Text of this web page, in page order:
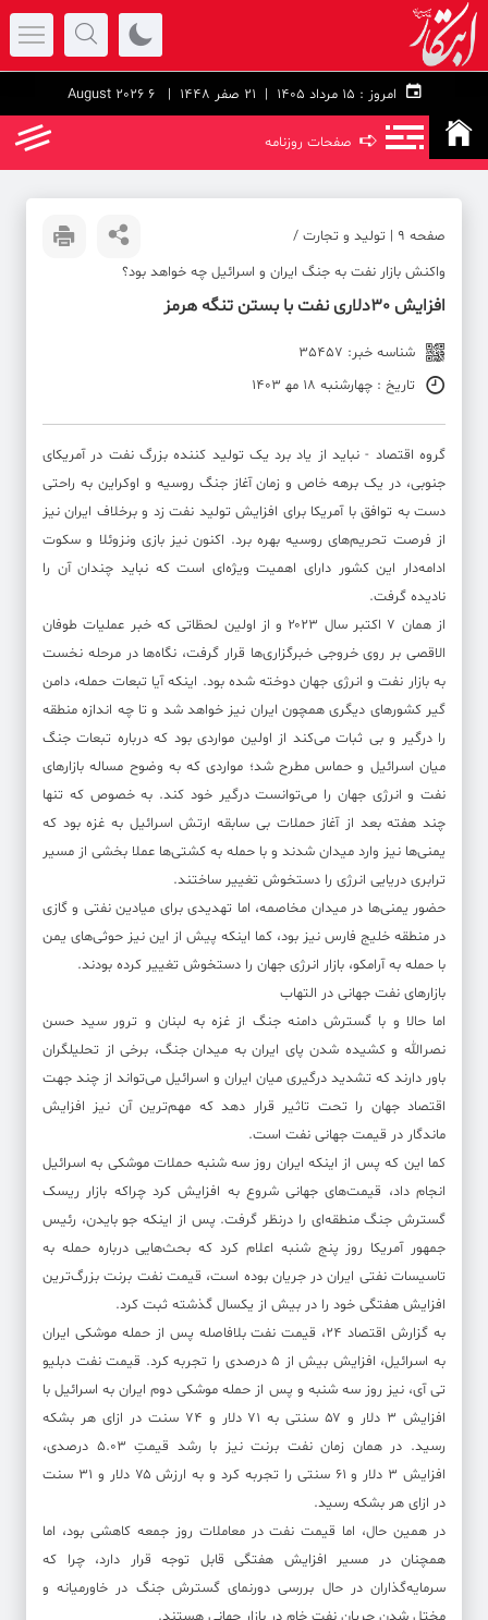
امروز : 21 صفر 1448 | 6 August 2026
➪ صفحات روزنامه
صفحه ۹ | تولید و تجارت /
واکنش بازار نفت به جنگ ایران و اسرائیل چه خواهد بود؟
افزایش 30دلاری نفت با بستن تنگه هرمز
شناسه خبر: 35457
تاریخ : چهارشنبه 18 مه‍ 1403
گروه اقتصاد - نباید از یاد برد یک تولید کننده بزرگ نفت در آمریکای
جنوبی، در یک برهه خاص و زمان آغاز جنگ روسیه و اوکراین به راحتی
دست به توافق با آمریکا برای افزایش تولید نفت زد و برخلاف ایران نیز
از فرصت تحریم‌های روسیه بهره برد. اکنون نیز بازی ونزوئلا و سکوت
ادامه‌دار این کشور دارای اهمیت ویژه‌ای است که نباید چندان آن را
نادیده گرفت.
از همان ۷ اکتبر سال ۲۰۲۳ و از اولین لحظاتی که خبر عملیات طوفان
الاقصی بر روی خروجی خبرگزاری‌ها قرار گرفت، نگاه‌ها در مرحله نخست
به بازار نفت و انرژی جهان دوخته شده بود. اینکه آیا تبعات حمله، دامن
گیر کشور‌های دیگری همچون ایران نیز خواهد شد و تا چه اندازه منطقه
را درگیر و بی ثبات می‌کند از اولین مواردی بود که درباره تبعات جنگ
میان اسرائیل و حماس مطرح شد؛ مواردی که به وضوح مساله بازار‌های
نفت و انرژی جهان را می‌توانست درگیر خود کند. به خصوص که تنها
چند هفته بعد از آغاز حملات بی سابقه ارتش اسرائیل به غزه بود که
یمنی‌ها نیز وارد میدان شدند و با حمله به کشتی‌ها عملا بخشی از مسیر
ترابری دریایی انرژی را دستخوش تغییر ساختند.
حضور یمنی‌ها در میدان مخاصمه، اما تهدیدی برای میادین نفتی و گازی
در منطقه خلیج فارس نیز بود، کما اینکه پیش از این نیز حوثی‌های یمن
با حمله به آرامکو، بازار انرژی جهان را دستخوش تغییر کرده بودند.
بازار‌های نفت جهانی در التهاب
اما حالا و با گسترش دامنه جنگ از غزه به لبنان و ترور سید حسن
نصرالله و کشیده شدن پای ایران به میدان جنگ، برخی از تحلیلگران
باور دارند که تشدید درگیری میان ایران و اسرائیل می‌تواند از چند جهت
اقتصاد جهان را تحت تاثیر قرار دهد که مهم‌ترین آن نیز افزایش
ماندگار در قیمت جهانی نفت است.
کما این که پس از اینکه ایران روز سه شنبه حملات موشکی به اسرائیل
انجام داد، قیمت‌های جهانی شروع به افزایش کرد چراکه بازار ریسک
گسترش جنگ منطقه‌ای را درنظر گرفت. پس از اینکه جو بایدن، رئیس
جمهور آمریکا روز پنج شنبه اعلام کرد که بحث‌هایی درباره حمله به
تاسیسات نفتی ایران در جریان بوده است، قیمت نفت برنت بزرگ‌ترین
افزایش هفتگی خود را در بیش از یکسال گذشته ثبت کرد.
به گزارش اقتصاد ۲۴، قیمت نفت بلافاصله پس از حمله موشکی ایران
به اسرائیل، افزایش بیش از ۵ درصدی را تجربه کرد. قیمت نفت دبلیو
تی آی، نیز روز سه شنبه و پس از حمله موشکی دوم ایران به اسرائیل با
افزایش ۳ دلار و ۵۷ سنتی به ۷۱ دلار و ۷۴ سنت در ازای هر بشکه
رسید. در همان زمان نفت برنت نیز با رشد قیمتِ ۵.۰۳ درصدی،
افزایش ۳ دلار و ۶۱ سنتی را تجربه کرد و به ارزش ۷۵ دلار و ۳۱ سنت
در ازای هر بشکه رسید.
در همین حال، اما قیمت نفت در معاملات روز جمعه کاهشی بود، اما
همچنان در مسیر افزایش هفتگی قابل توجه قرار دارد، چرا که
سرمایه‌گذاران در حال بررسی دورنمای گسترش جنگ در خاورمیانه و